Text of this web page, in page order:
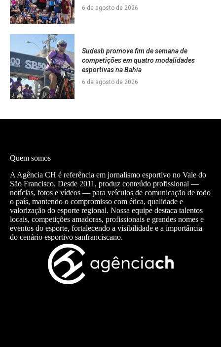
6 de agosto de 2026
Sudesb promove fim de semana de
competições em quatro modalidades
esportivas na Bahia
6 de agosto de 2026
Quem somos
A Agência CH é referência em jornalismo esportivo no Vale do
São Francisco. Desde 2011, produz conteúdo profissional —
notícias, fotos e vídeos — para veículos de comunicação de todo
o país, mantendo o compromisso com ética, qualidade e
valorização do esporte regional. Nossa equipe destaca talentos
locais, competições amadoras, profissionais e grandes nomes e
eventos do esporte, fortalecendo a visibilidade e a importância
do cenário esportivo sanfranciscano.